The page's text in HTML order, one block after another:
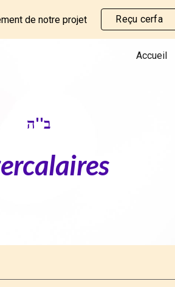
Skip to
de notre projet Reçu cerfa
Accueil
ב''ה